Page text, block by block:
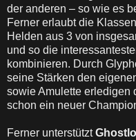
der anderen – so wie es
Ferner erlaubt die
Helden aus 3 von
und so die
kombinieren. Durch
seine Stärken den
sowie Amulette erledigen
schon ein neuer
Ferner unterstützt